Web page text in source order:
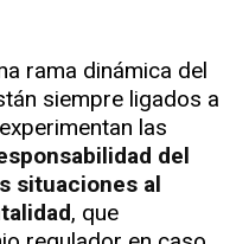
rama dinámica del
siempre ligados a
las
del
situaciones al
, que